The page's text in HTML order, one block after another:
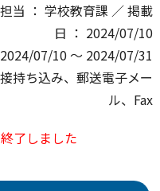
当 ： 学校教育課 ／ 掲載
日 ： 2024/07/10
07/10 〜 2024/07/31
持ち込み、郵送電子メー
ル、Fax
了しました